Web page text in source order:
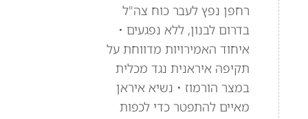
רחפן נפץ לעבר כוח צה"ל
בדרום לבנון, ללא נפגעים •
איחוד האמירויות מדווחת על
תקיפה איראנית נגד מכלית
במצר הורמוז • נשיא איראן
מאיים להתפטר כדי לכפות